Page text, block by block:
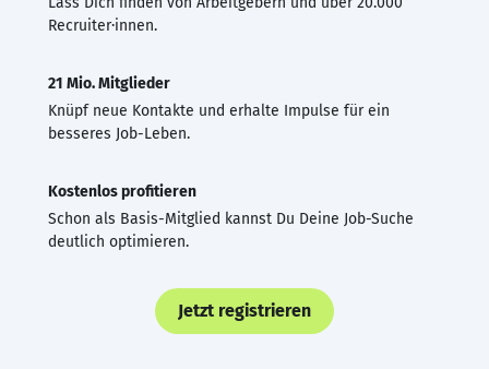
Recruiter·innen.
21 Mio. Mitglieder
Knüpf neue Kontakte und erhalte Impulse für ein
besseres Job-Leben.
Kostenlos profitieren
Schon als Basis-Mitglied kannst Du Deine Job-Suche
deutlich optimieren.
Jetzt registrieren